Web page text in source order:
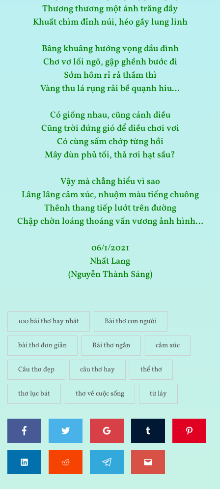
Thương thương một ánh trăng đầy
Khuất chìm đỉnh núi, héo gầy lung linh
Bâng khuâng hướng vọng đầu đình
Chơ vơ lối ngõ, gập ghềnh bước đi
Sớm hôm rỉ rả thầm thì
Vàng thu lá rụng rải bề quạnh hiu…
Có giống nhau, cũng cánh diều
Cũng trời đứng gió để diều chơi vơi
Có cùng sấm chớp từng hồi
Mây đùn phủ tối, thả rơi hạt sầu?
Vậy mà chẳng hiểu vì sao
Lâng lâng cảm xúc, nhuộm màu tiếng chuông
Thênh thang tiếp lướt trên đường
Chập chờn loáng thoáng vấn vương ảnh hình…
06/1/2021
Nhất Lang
(Nguyễn Thành Sáng)
100 bài thơ hay nhất Bài thơ con người
bài thơ đơn giản Bài thơ ngắn cảm xúc
Câu thơ đẹp câu thơ hay thể thơ
thơ lục bát thơ về cuộc sống từ láy